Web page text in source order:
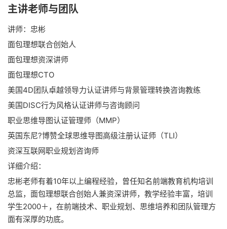
主讲老师与团队
讲师：忠彬
面包理想联合创始人
面包理想资深讲师
面包理想CTO
美国4D团队卓越领导力认证讲师与背景管理转换咨询教练
美国DISC行为风格认证讲师与咨询顾问
职业思维导图认证管理师（MMP）
英国东尼?博赞全球思维导图高级注册认证师（TLI）
资深互联网职业规划咨询师
详细介绍：
忠彬老师有着10年以上编程经验，曾任知名前端教育机构培训
总监，面包理想联合创始人兼资深讲师，教学经验丰富，培训
学生2000＋，在前端技术、职业规划、思维培养和团队管理方
面有深厚的功底。